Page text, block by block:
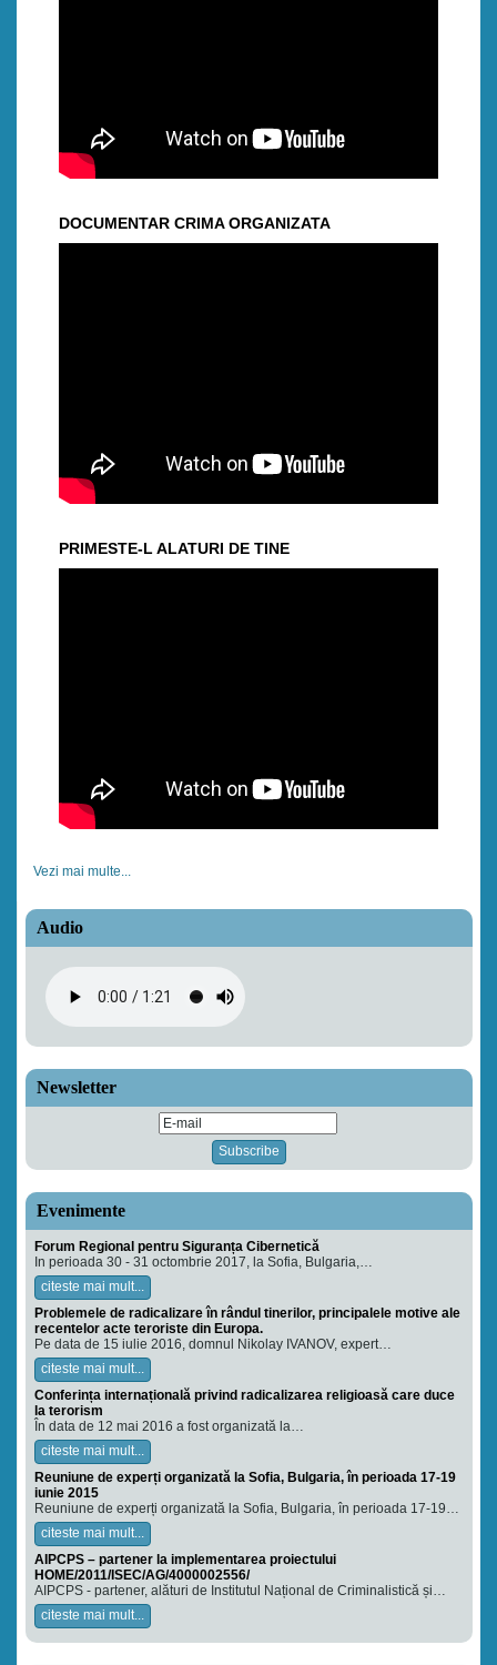
DOCUMENTAR CRIMA ORGANIZATA
PRIMESTE-L ALATURI DE TINE
Vezi mai multe...
Audio
Newsletter
Evenimente
Forum Regional pentru Siguranța Cibernetică
In perioada 30 - 31 octombrie 2017, la Sofia, Bulgaria,…
citeste mai mult...
Problemele de radicalizare în rândul tinerilor, principalele motive ale
recentelor acte teroriste din Europa.
Pe data de 15 iulie 2016, domnul Nikolay IVANOV, expert…
citeste mai mult...
Conferința internațională privind radicalizarea religioasă care duce
la terorism
În data de 12 mai 2016 a fost organizată la…
citeste mai mult...
Reuniune de experți organizată la Sofia, Bulgaria, în perioada 17-19
iunie 2015
Reuniune de experți organizată la Sofia, Bulgaria, în perioada 17-19…
citeste mai mult...
AIPCPS – partener la implementarea proiectului
HOME/2011/ISEC/AG/4000002556/
AIPCPS - partener, alături de Institutul Național de Criminalistică și…
citeste mai mult...